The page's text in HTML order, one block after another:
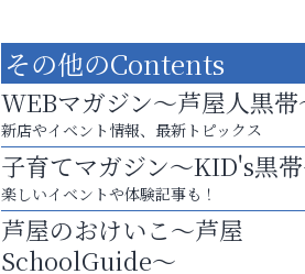
８周年コースが半額以下の8,000円！
神戸牛ステーキに舌鼓♪
南芦屋浜皮膚科クリニック
その他のContents
WEBマガジン～芦屋人黒帯
新店やイベント情報、最新トピックス
子育てマガジン～KID's黒
楽しいイベントや体験記事も！
芦屋のおけいこ～芦屋
SchoolGuide～